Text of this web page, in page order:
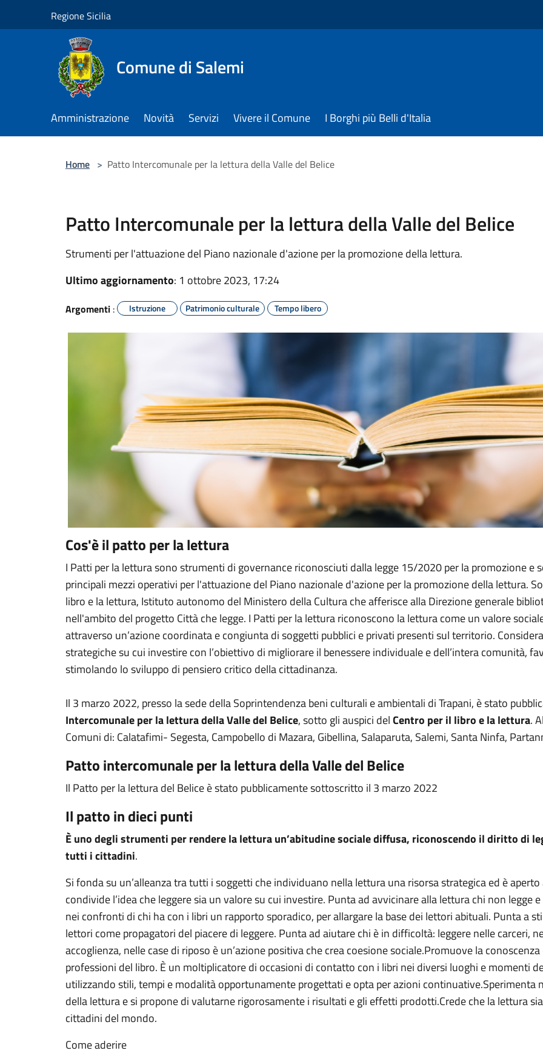
Regione Sicilia
Comune di Salemi
Amministrazione Novità Servizi Vivere il Comune I Borghi più Belli d'Italia
Home > Patto Intercomunale per la lettura della Valle del Belice
Patto Intercomunale per la lettura della Valle del Belice
Strumenti per l'attuazione del Piano nazionale d'azione per la promozione della lettura.
Ultimo aggiornamento: 1 ottobre 2023, 17:24
Argomenti : Istruzione Patrimonio culturale Tempo libero
Cos'è il patto per la lettura
I Patti per la lettura sono strumenti di governance riconosciuti dalla legge 15/2020 per la promozione e
principali mezzi operativi per l'attuazione del Piano nazionale d'azione per la promozione della lettura.
libro e la lettura, Istituto autonomo del Ministero della Cultura che afferisce alla Direzione generale
nell'ambito del progetto Città che legge. I Patti per la lettura riconoscono la lettura come un valore
attraverso un’azione coordinata e congiunta di soggetti pubblici e privati presenti sul territorio.
strategiche su cui investire con l’obiettivo di migliorare il benessere individuale e dell’intera comunità,
stimolando lo sviluppo di pensiero critico della cittadinanza.
Il 3 marzo 2022, presso la sede della Soprintendenza beni culturali e ambientali di Trapani, è stato
Intercomunale per la lettura della Valle del Belice, sotto gli auspici delCentro per il libro e la lettura.
Comuni di: Calatafimi- Segesta, Campobello di Mazara, Gibellina, Salaparuta, Salemi, Santa Ninfa,
Patto intercomunale per la lettura della Valle del Belice
Il Patto per la lettura del Belice è stato pubblicamente sottoscritto il 3 marzo 2022
Il patto in dieci punti
È uno degli strumenti per rendere la lettura un’abitudine sociale diffusa, riconoscendo il diritto di
tutti i cittadini.
Si fonda su un’alleanza tra tutti i soggetti che individuano nella lettura una risorsa strategica ed è
condivide l’idea che leggere sia un valore su cui investire. Punta ad avvicinare alla lettura chi non legge
nei confronti di chi ha con i libri un rapporto sporadico, per allargare la base dei lettori abituali. Punta a
lettori come propagatori del piacere di leggere. Punta ad aiutare chi è in difficoltà: leggere nelle carceri,
accoglienza, nelle case di riposo è un’azione positiva che crea coesione sociale.Promuove la
professioni del libro. È un moltiplicatore di occasioni di contatto con i libri nei diversi luoghi e momenti
utilizzando stili, tempi e modalità opportunamente progettati e opta per azioni continuative.Sperimenta
della lettura e si propone di valutarne rigorosamente i risultati e gli effetti prodotti.Crede che la lettura
cittadini del mondo.
Come aderire